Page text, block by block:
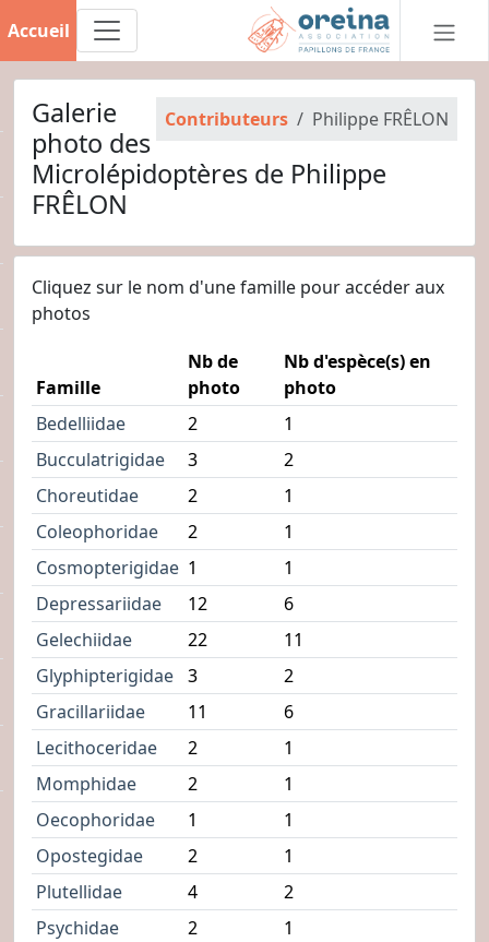
Accueil
Contributeurs Philippe FRÊLON
Galerie
photo des
Microlépidoptères de Philippe
FRÊLON
Cliquez sur le nom d'une famille pour accéder aux
photos
Famille
Nb de
photo
Nb d'espèce(s) en
photo
Bedelliidae
2
1
Bucculatrigidae
3
2
Choreutidae
2
1
Coleophoridae
2
1
Cosmopterigidae 1
1
Depressariidae
12
6
Gelechiidae
22
11
Glyphipterigidae 3
2
Gracillariidae
11
6
Lecithoceridae
2
1
Momphidae
2
1
Oecophoridae
1
1
Opostegidae
2
1
Plutellidae
4
2
Psychidae
2
1